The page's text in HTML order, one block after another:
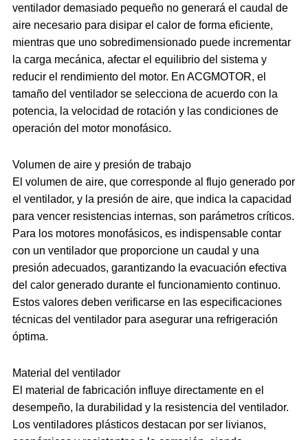
ventilador demasiado pequeño no generará el caudal de
aire necesario para disipar el calor de forma eficiente,
mientras que uno sobredimensionado puede incrementar
la carga mecánica, afectar el equilibrio del sistema y
reducir el rendimiento del motor. En ACGMOTOR, el
tamaño del ventilador se selecciona de acuerdo con la
potencia, la velocidad de rotación y las condiciones de
operación del motor monofásico.
Volumen de aire y presión de trabajo
El volumen de aire, que corresponde al flujo generado por
el ventilador, y la presión de aire, que indica la capacidad
para vencer resistencias internas, son parámetros críticos.
Para los motores monofásicos, es indispensable contar
con un ventilador que proporcione un caudal y una
presión adecuados, garantizando la evacuación efectiva
del calor generado durante el funcionamiento continuo.
Estos valores deben verificarse en las especificaciones
técnicas del ventilador para asegurar una refrigeración
óptima.
Material del ventilador
El material de fabricación influye directamente en el
desempeño, la durabilidad y la resistencia del ventilador.
Los ventiladores plásticos destacan por ser livianos,